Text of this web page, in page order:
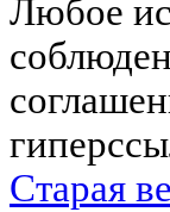
Любое
Старая